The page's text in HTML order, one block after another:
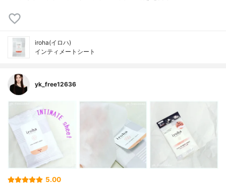
iroha(イロハ)
インティメートシート
yk_free12636
5.00